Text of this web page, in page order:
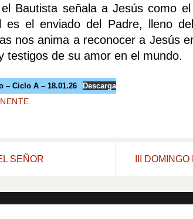
Bautista señala a Jesús como
es el enviado del Padre, lleno
nos anima a reconocer a Jesús
testigos de su amor en el mundo.
– Ciclo A – 18.01.26
Descarga
SEÑOR III